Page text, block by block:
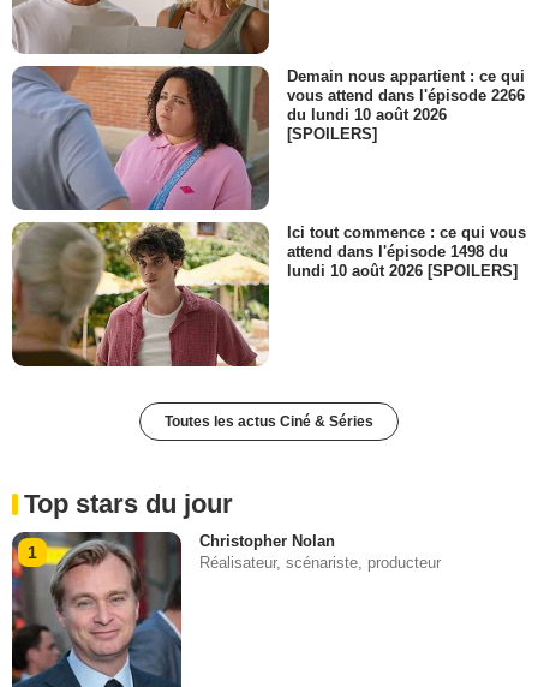
Demain nous appartient : ce qui
vous attend dans l'épisode 2266
du lundi 10 août 2026
[SPOILERS]
Ici tout commence : ce qui vous
attend dans l'épisode 1498 du
lundi 10 août 2026 [SPOILERS]
Toutes les actus Ciné & Séries
Top stars du jour
1
Christopher Nolan
Réalisateur, scénariste, producteur